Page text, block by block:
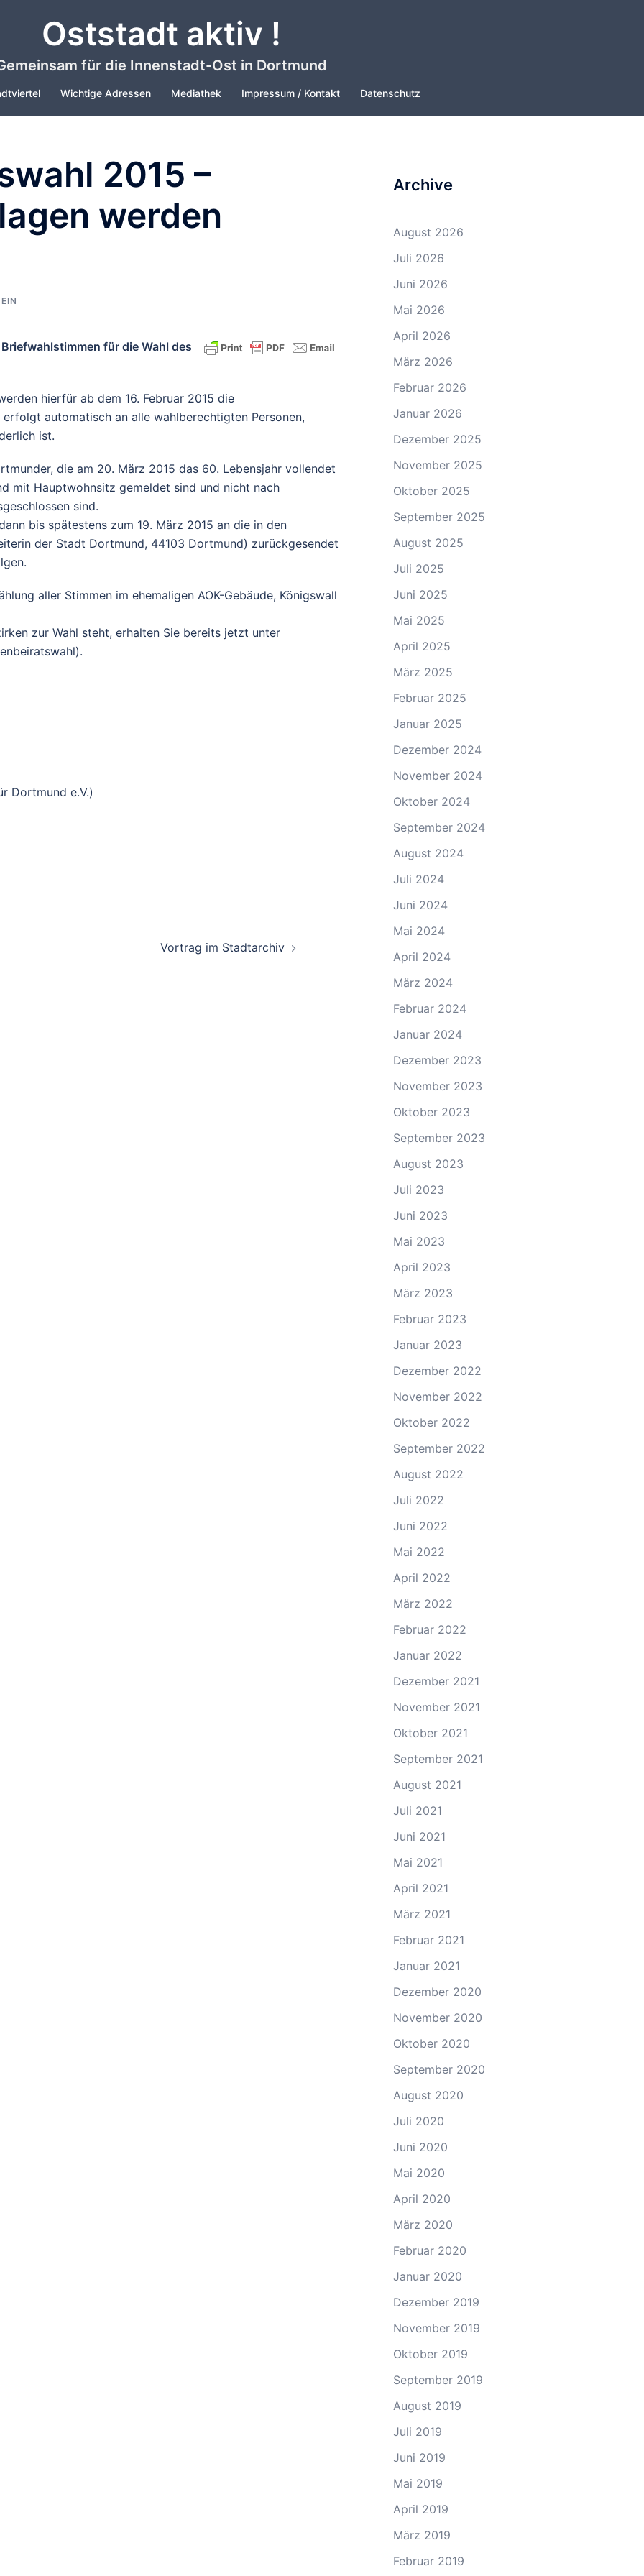
Oststadt aktiv !
für die Innenstadt-Ost in Dortmund
Wichtige Adressen Mediathek Impressum / Kontakt Datenschutz
2015 –
werden
für die Wahl des
hierfür ab dem 16. Februar 2015 die
automatisch an alle wahlberechtigten Personen,
ist.
die am 20. März 2015 das 60. Lebensjahr vollendet
mit Hauptwohnsitz gemeldet sind und nicht nach
sind.
bis spätestens zum 19. März 2015 an die in den
der Stadt Dortmund, 44103 Dortmund) zurückgesendet
aller Stimmen im ehemaligen AOK-Gebäude, Königswall
zur Wahl steht, erhalten Sie bereits jetzt unter
Dortmund e.V.)
Vortrag im Stadtarchiv
Archive
August 2026
Juli 2026
Juni 2026
Mai 2026
April 2026
März 2026
Februar 2026
Januar 2026
Dezember 2025
November 2025
Oktober 2025
September 2025
August 2025
Juli 2025
Juni 2025
Mai 2025
April 2025
März 2025
Februar 2025
Januar 2025
Dezember 2024
November 2024
Oktober 2024
September 2024
August 2024
Juli 2024
Juni 2024
Mai 2024
April 2024
März 2024
Februar 2024
Januar 2024
Dezember 2023
November 2023
Oktober 2023
September 2023
August 2023
Juli 2023
Juni 2023
Mai 2023
April 2023
März 2023
Februar 2023
Januar 2023
Dezember 2022
November 2022
Oktober 2022
September 2022
August 2022
Juli 2022
Juni 2022
Mai 2022
April 2022
März 2022
Februar 2022
Januar 2022
Dezember 2021
November 2021
Oktober 2021
September 2021
August 2021
Juli 2021
Juni 2021
Mai 2021
April 2021
März 2021
Februar 2021
Januar 2021
Dezember 2020
November 2020
Oktober 2020
September 2020
August 2020
Juli 2020
Juni 2020
Mai 2020
April 2020
März 2020
Februar 2020
Januar 2020
Dezember 2019
November 2019
Oktober 2019
September 2019
August 2019
Juli 2019
Juni 2019
Mai 2019
April 2019
März 2019
Februar 2019